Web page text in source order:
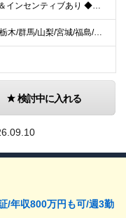
★賞与最大年6回支給＆インセンティブあり ◆月給38万円以上～65万円＋インセンティブ＋各種手当＋賞与最大年6回 ※経験・スキルなどを考慮のうえ、決定いたします。 ※試用期間3ヶ月あり。（試用期間中は
★愛知/一都三県/茨城/栃木/群馬/山梨/宮城/福島/岩手/岐阜 ◆東京 練馬店／東京都練馬区豊玉北4-22-5 八王子店／東京都八王子市高倉町12-9 足立店／東京都足立区西伊興1-1-1 ◆神
検討中に入れる
/年収800万円も可/週3勤